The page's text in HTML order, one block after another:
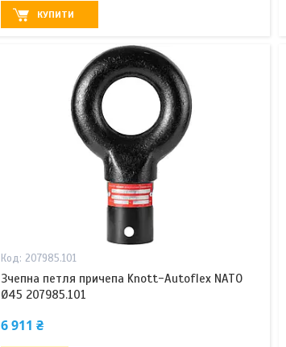
КУПИТИ
207985.101
Зчепна петля причепа Knott-Autoflex NATO
Ø45 207985.101
6 911 ₴